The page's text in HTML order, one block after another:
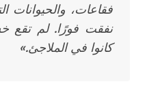
فقاعات،
نفقت فورًا. لم تقع
كانوا في الملاجئ.»